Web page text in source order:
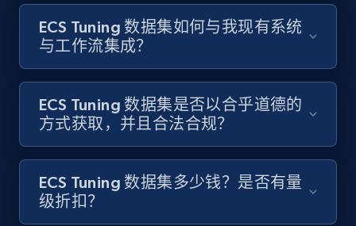
ECS Tuning 数据集如何与我现有系统
与工作流集成？
ECS Tuning 数据集是否以合乎道德的
方式获取，并且合法合规？
ECS Tuning 数据集多少钱？是否有量
级折扣？